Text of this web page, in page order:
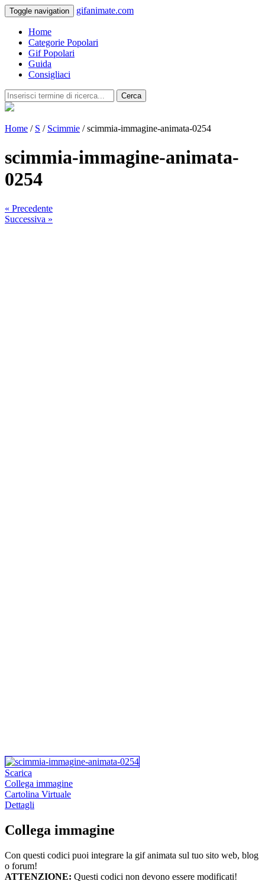
Toggle navigation gifanimate.com
Home
Categorie Popolari
Gif Popolari
Guida
Consigliaci
Cerca
Home / S / Scimmie / scimmia-immagine-animata-0254
scimmia-immagine-animata-
0254
« Precedente
Successiva »
Scarica
Collega immagine
Cartolina Virtuale
Dettagli
Collega immagine
Con questi codici puoi integrare la gif animata sul tuo sito web, blog
o forum!
ATTENZIONE: Questi codici non devono essere modificati!